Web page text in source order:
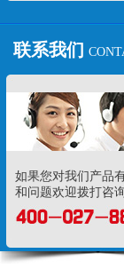
联系我们
如果您对我们产品
和问题欢迎拨打咨